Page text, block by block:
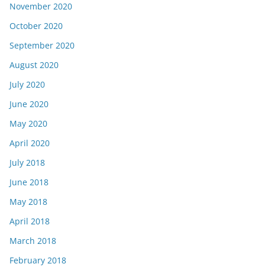
November 2020
October 2020
September 2020
August 2020
July 2020
June 2020
May 2020
April 2020
July 2018
June 2018
May 2018
April 2018
March 2018
February 2018